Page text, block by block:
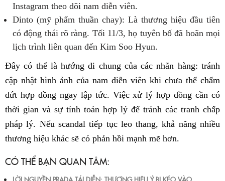
Instagram theo dõi nam diễn viên.
Dinto (mỹ phẩm thuần chay): Là thương hiệu đầu tiên
có động thái rõ ràng. Tối 11/3, họ tuyên bố đã hoãn mọi
lịch trình liên quan đến Kim Soo Hyun.
Đây có thể là hướng đi chung của các nhãn hàng: tránh
cập nhật hình ảnh của nam diễn viên khi chưa thể chấm
dứt hợp đồng ngay lập tức. Việc xử lý hợp đồng cần có
thời gian và sự tính toán hợp lý để tránh các tranh chấp
pháp lý. Nếu scandal tiếp tục leo thang, khả năng nhiều
thương hiệu khác sẽ có phản hồi mạnh mẽ hơn.
CÓ THỂ BẠN QUAN TÂM:
LỜI NGUYỀN PRADA TÁI DIỄN: THƯƠNG HIỆU Ý BỊ KÉO VÀO